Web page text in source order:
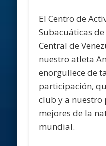
El Centro de
Subacuáticas
Central de
nuestro atleta
enorgullece de
participación,
club y a nuestro
mejores de la
mundial.